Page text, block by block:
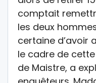
comptait
les deux
certaine d’avoir
le cadre de
de Maistre, a